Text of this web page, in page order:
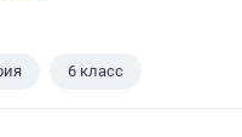
6 класс